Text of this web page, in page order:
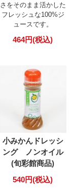
さをそのまま活かした
フレッシュな100%ジ
ュースです。
464円(税込)
小みかんドレッシ
ング ノンオイル
(旬彩館商品)
540円(税込)